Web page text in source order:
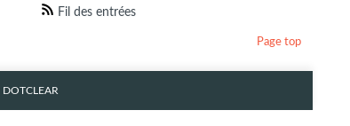
Fil des entrées
DOTCLEAR
Page top